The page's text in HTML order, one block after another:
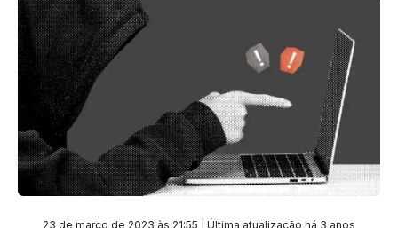
23 de março de 2023 às 21:55 | Última atualização há 3 anos